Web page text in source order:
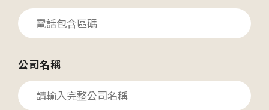
公司名稱